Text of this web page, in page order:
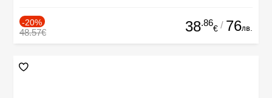
-20%
48.57€ 38.86
€ / 76лв.